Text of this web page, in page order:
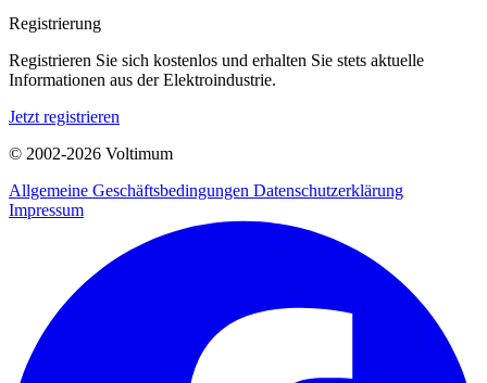
Registrierung
Registrieren Sie sich kostenlos und erhalten Sie stets aktuelle
Informationen aus der Elektroindustrie.
Jetzt registrieren
© 2002-2026 Voltimum
Allgemeine Geschäftsbedingungen Datenschutzerklärung
Impressum